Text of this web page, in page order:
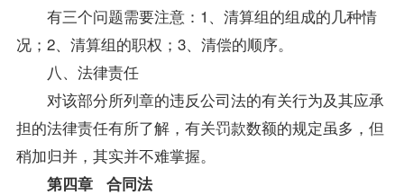
有三个问题需要注意：1、清算组的组成的几种情
况；2、清算组的职权；3、清偿的顺序。
八、法律责任
对该部分所列章的违反公司法的有关行为及其应承
担的法律责任有所了解，有关罚款数额的规定虽多，但
稍加归并，其实并不难掌握。
第四章 合同法